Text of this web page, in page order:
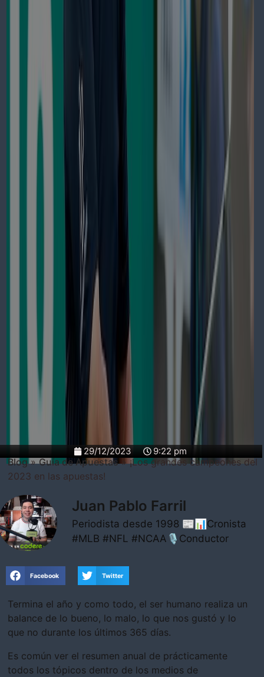
29/12/2023 9:22 pm
Blog»Guía de Apuestas»¡Los grandes campeones del
2023 en las apuestas!
Juan Pablo Farril
Periodista desde 1998 📰📊Cronista
#MLB #NFL #NCAA🎙Conductor
Facebook Twitter
Termina el año y como todo, el ser humano realiza un
balance de lo bueno, lo malo, lo que nos gustó y lo
que no durante los últimos 365 días.
Es común ver el resumen anual de prácticamente
todos los tópicos dentro de los medios de